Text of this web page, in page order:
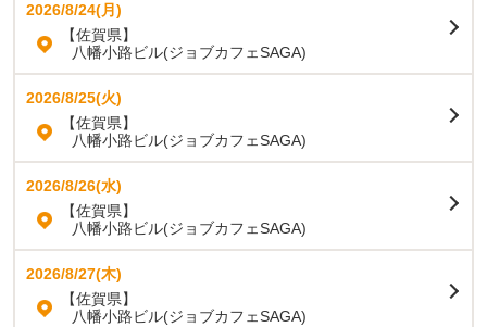
2026/8/24(月)
【佐賀県】
八幡小路ビル(ジョブカフェSAGA)
2026/8/25(火)
【佐賀県】
八幡小路ビル(ジョブカフェSAGA)
2026/8/26(水)
【佐賀県】
八幡小路ビル(ジョブカフェSAGA)
2026/8/27(木)
【佐賀県】
八幡小路ビル(ジョブカフェSAGA)